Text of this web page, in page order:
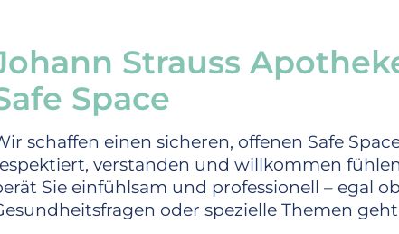
Strauss
Space
schaffen einen sicheren, offenen Safe
verstanden und willkommen
Sie einfühlsam und professionell – egal
oder spezielle Themen